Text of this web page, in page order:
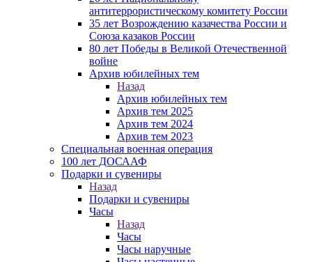
антитеррористическому комитету России
35 лет Возрождению казачества России и
Союза казаков России
80 лет Победы в Великой Отечественной
войне
Архив юбилейных тем
Назад
Архив юбилейных тем
Архив тем 2025
Архив тем 2024
Архив тем 2023
Специальная военная операция
100 лет ДОСААФ
Подарки и сувениры
Назад
Подарки и сувениры
Часы
Назад
Часы
Часы наручные